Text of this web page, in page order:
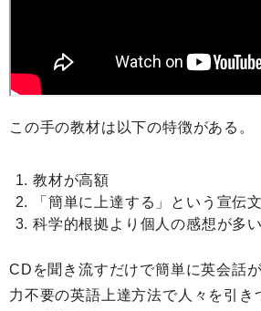
この手の教材は以下の特徴がある。
教材が高額
「簡単に上達する」という宣伝
科学的根拠より個人の感想が多い
CDを聞き流すだけで簡単に英会話
力不要の英語上達方法で人々を引き